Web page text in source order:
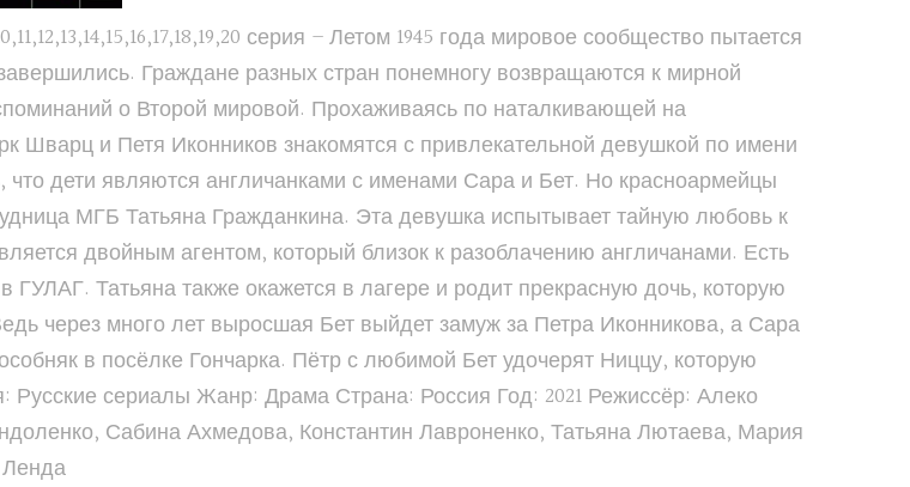
серия – Летом 1945 года мировое сообщество пытается
Граждане разных стран понемногу возвращаются к мирной
о Второй мировой. Прохаживаясь по наталкивающей на
и Петя Иконников знакомятся с привлекательной девушкой по имени
дети являются англичанками с именами Сара и Бет. Но красноармейцы
МГБ Татьяна Гражданкина. Эта девушка испытывает тайную любовь к
двойным агентом, который близок к разоблачению англичанами. Есть
ГУЛАГ. Татьяна также окажется в лагере и родит прекрасную дочь, которую
через много лет выросшая Бет выйдет замуж за Петра Иконникова, а Сара
в посёлке Гончарка. Пётр с любимой Бет удочерят Ниццу, которую
Русские сериалы Жанр: Драма Страна: Россия Год: 2021 Режиссёр: Алеко
Сабина Ахмедова, Константин Лавроненко, Татьяна Лютаева, Мария